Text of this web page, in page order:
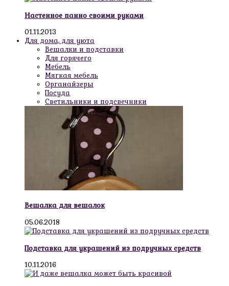
Настенное панно своими руками
01.11.2013
Для дома, для уюта
Вешалки и подставки
Для горячего
Мебель
Мягкая мебель
Органайзеры
Посуда
Светильники и подсвечники
Вешалка для вешалок
05.06.2018
Подставка для украшений из подручных средств
10.11.2016